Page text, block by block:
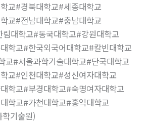
교#경북대학교#세종대학교
교#전남대학교#충남대학교
대학교#동국대학교#강원대학교
학교#한국외국어대학교#칼빈대학교
교#서울과학기술대학교#단국대학교
교#인천대학교#성신여자대학교
학교#부경대학교#숙명여자대학교
학교#가천대학교#홍익대학교
기술원)